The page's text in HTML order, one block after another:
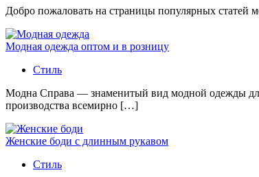
Добро пожаловать на страницы популярных статей
Модная одежда оптом и в розницу
Стиль
Модна Справа — знаменитый вид модной одежды для
производства всемирно […]
Женские боди с длинным рукавом
Стиль